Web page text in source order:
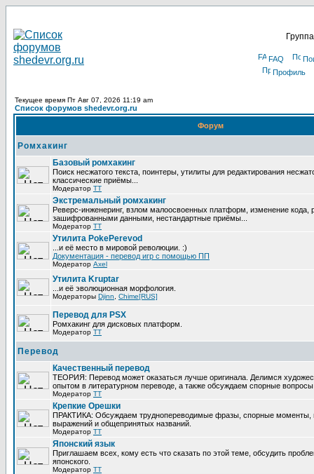
FAQ
Профиль
Текущее время Пт Авг 07, 2026 11:19 am
Список форумов shedevr.org.ru
Форум
Ромхакинг
Базовый ромхакинг
Поиск несжатого текста, поинтеры, утилиты для редактирования
классические приёмы...
Модератор TT
Экстремальный ромхакинг
Реверс-инженеринг, взлом малоосвоенных платформ, изменение кода,
зашифрованными данными, нестандартные приёмы...
Модератор TT
Утилита PokePerevod
...и её место в мировой революции. :)
Документация - перевод игр с помощью ПП
Модератор Axel
Утилита Kruptar
...и её эволюционная морфология.
Модераторы Djinn Chime[RUS]
Перевод для PSX
Ромхакинг для дисковых платформ.
Модератор TT
Перевод
Качественный перевод
ТЕОРИЯ: Перевод может оказаться лучше оригинала. Делимся
опытом в литературном переводе, а также обсуждаем спорные вопросы
Модератор TT
Крепкие Орешки
ПРАКТИКА: Обсуждаем труднопереводимые фразы, спорные моменты,
выражений и общепринятых названий.
Модератор TT
Японский язык
Приглашаем всех, кому есть что сказать по этой теме, обсудить
японского.
Модератор TT